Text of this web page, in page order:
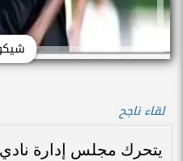
لقاء ناجح
يتحرك مجلس إدارة